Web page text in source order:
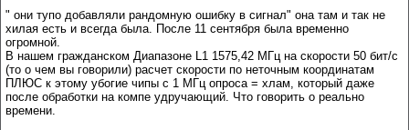
" они тупо добавляли рандомную ошибку в сигнал" она там и так не
хилая есть и всегда была. После 11 сентября была временно
огромной.
В нашем гражданском Диапазоне L1 1575,42 МГц на скорости 50 бит/с
(то о чем вы говорили) расчет скорости по неточным координатам
ПЛЮС к этому убогие чипы с 1 МГц опроса = хлам, который даже
после обработки на компе удручающий. Что говорить о реально
времени.